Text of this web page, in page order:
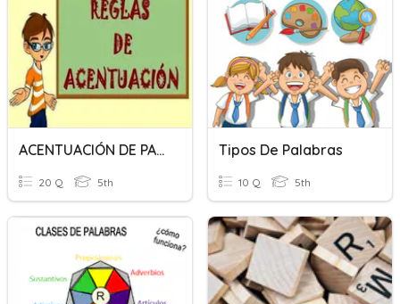
ACENTUACIÓN DE PALABRAS
20 Q 5th
Tipos De Palabras
10 Q 5th